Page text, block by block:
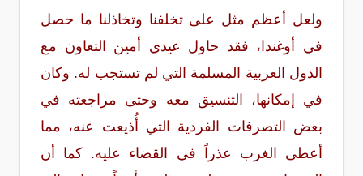
ولعل أعظم مثل على تخلفنا وتخاذلنا ما حصل
في أوغندا، فقد حاول عيدي أمين التعاون مع
الدول العربية المسلمة التي لم تستجب له. وكان
في إمكانها، التنسيق معه وحتى مراجعته في
بعض التصرفات الفردية التي أُذيعت عنه، مما
أعطى الغرب عذراً في القضاء عليه. كما أن